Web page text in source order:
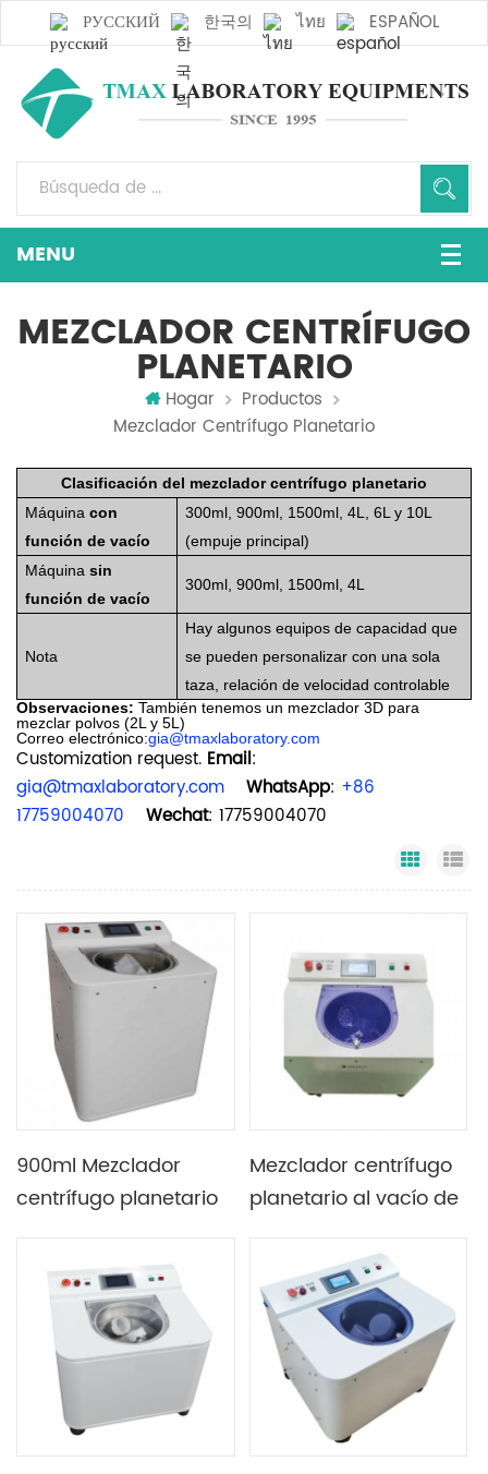
РУССКИЙ 한국의 ไทย ESPAÑOL
MEZCLADOR CENTRÍFUGO
PLANETARIO
Hogar
Productos
Mezclador Centrífugo Planetario
Clasificación del mezclador centrífugo planetario
Máquinacon
función de vacío
300ml, 900ml, 1500ml, 4L, 6L y 10L
(empuje principal)
Máquinasin
función de vacío
300ml, 900ml, 1500ml, 4L
Nota
Hay algunos equipos de capacidad que
se pueden personalizar con una sola
taza, relación de velocidad controlable
Observaciones: También tenemos un mezclador 3D para
mezclar polvos (2L y 5L)
Correo electrónico:gia@tmaxlaboratory.com
Customization request. Email:
gia@tmaxlaboratory.com
WhatsApp: +86
17759004070
Wechat: 17759004070
Grid
900ml Mezclador
centrífugo planetario
con relación de
velocidad fija
Mezclador centrífugo
planetario al vacío de
contenedores &
relación de velocidad
fija